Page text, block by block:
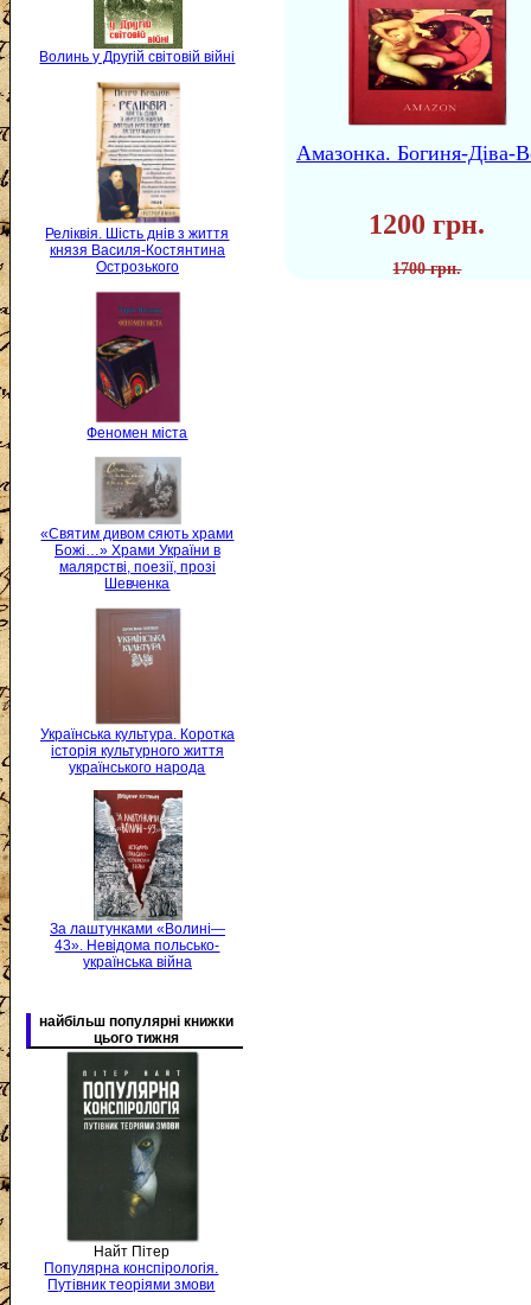
Волинь у Другій світовій війні
Реліквія. Шість днів з життя
князя Василя-Костянтина
Острозького
Феномен міста
«Святим дивом сяють храми
Божі…» Храми України в
малярстві, поезії, прозі
Шевченка
Українська культура. Коротка
історія культурного життя
українського народа
За лаштунками «Волині—
43». Невідома польсько-
українська війна
найбільш популярні книжки
цього тижня
Найт Пітер
Популярна конспірологія.
Путівник теоріями змови
Амазонка. Богиня-Діва-
1200 грн.
1700 грн.